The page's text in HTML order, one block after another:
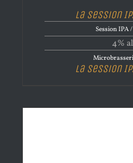
La Session
Session IPA
4%
La Session